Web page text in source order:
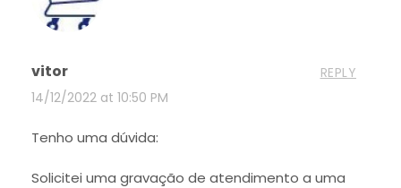
vitor
14/12/2022 at 10:50 PM
REPLY
Tenho uma dúvida:
Solicitei uma gravação de atendimento a uma